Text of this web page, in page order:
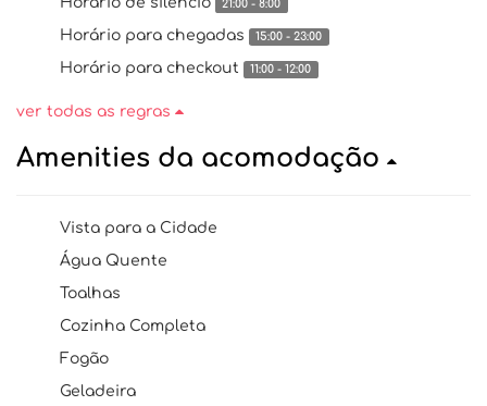
21:00 - 8:00
Horário para chegadas 15:00 - 23:00
Horário para checkout 11:00 - 12:00
ver todas as regras
Amenities da acomodação
Vista para a Cidade
Água Quente
Toalhas
Cozinha Completa
Fogão
Geladeira